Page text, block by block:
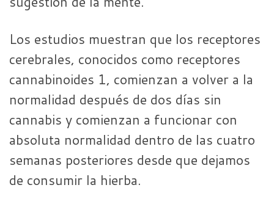
Los estudios muestran que los receptores
cerebrales, conocidos como receptores
cannabinoides 1, comienzan a volver a la
normalidad después de dos días sin
cannabis y comienzan a funcionar con
absoluta normalidad dentro de las cuatro
semanas posteriores desde que dejamos
de consumir la hierba.